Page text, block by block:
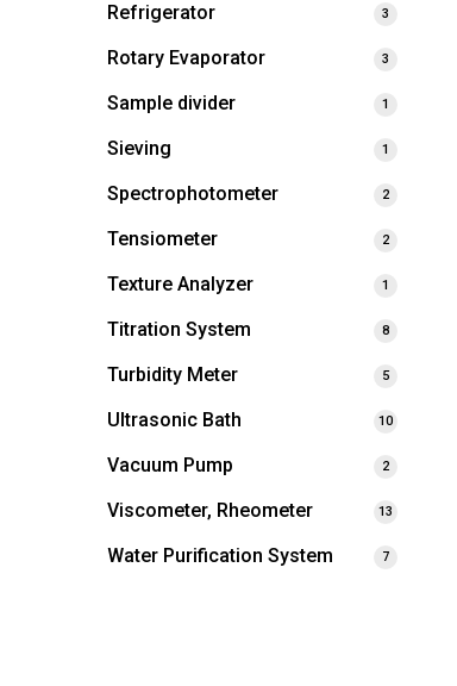
Refrigerator 3
Rotary Evaporator 3
Sample divider 1
Sieving 1
Spectrophotometer 2
Tensiometer 2
Texture Analyzer 1
Titration System 8
Turbidity Meter 5
Ultrasonic Bath 10
Vacuum Pump 2
Viscometer, Rheometer 13
Water Purification System 7